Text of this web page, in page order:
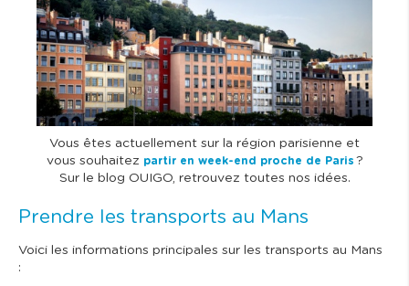
Vous êtes actuellement sur la région parisienne et
vous souhaitez partir en week-end proche de Paris ?
Sur le blog OUIGO, retrouvez toutes nos idées.
Prendre les transports au Mans
Voici les informations principales sur les transports au Mans
: